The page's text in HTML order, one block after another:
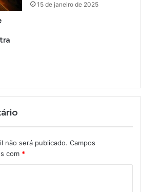
15 de janeiro de 2025
não será publicado. Campos
com *